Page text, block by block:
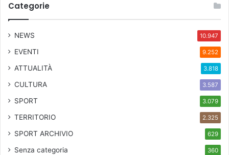
C
i
d
1
9
Categorie
NEWS 10.947
EVENTI 9.252
ATTUALITÀ 3.818
CULTURA 3.587
SPORT 3.079
TERRITORIO 2.325
SPORT ARCHIVIO 629
Senza categoria 360